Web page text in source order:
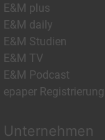
E&M plus
E&M daily
E&M Studien
E&M TV
E&M Podcast
epaper Registrierung
Unternehmen